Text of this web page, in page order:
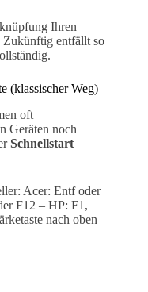
Ihren
entfällt so
(klassischer Weg)
oft
Geräten noch
Schnellstart
Acer: Entf oder
F12 – HP: F1,
nach oben